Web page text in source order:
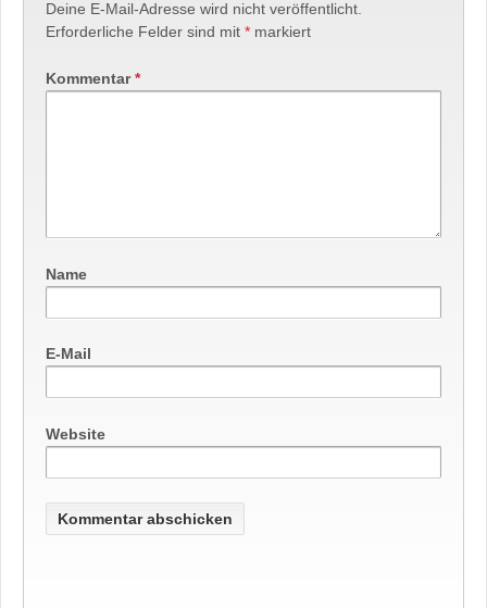
Deine E-Mail-Adresse wird nicht veröffentlicht.
Erforderliche Felder sind mit * markiert
Kommentar*
Name
E-Mail
Website